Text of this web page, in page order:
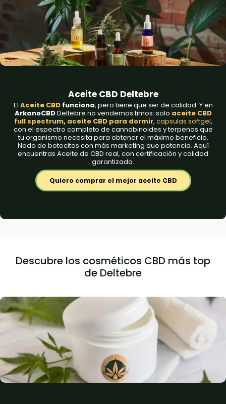
Aceite CBD Deltebre
El Aceite CBDfunciona, pero tiene que ser de calidad. Y en
ArkanoCBDDeltebre no vendemos timos: solo aceite CBD
full spectrum, aceite CBD para dormir, capsulas softgel,
con el espectro completo de cannabinoides y terpenos que
tu organismo necesita para obtener el máximo beneficio.
Nada de botecitos con más marketing que potencia. Aquí
encuentras Aceite de CBD real, con certificación y calidad
garantizada.
Quiero comprar el mejor aceite CBD
Descubre los cosméticos CBD más top
de Deltebre